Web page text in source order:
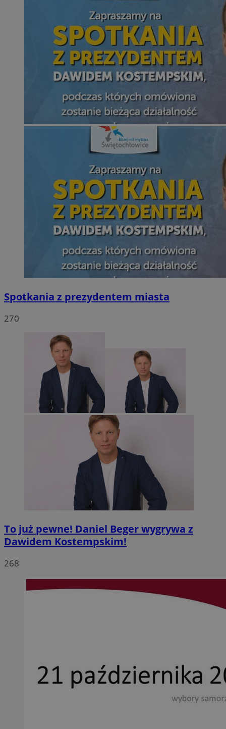
Spotkania z prezydentem miasta
270
To już pewne! Daniel Beger wygrywa z
Dawidem Kostempskim!
268